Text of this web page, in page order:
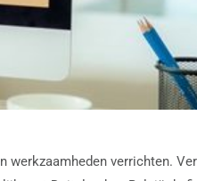
werkzaamheden verrichten.